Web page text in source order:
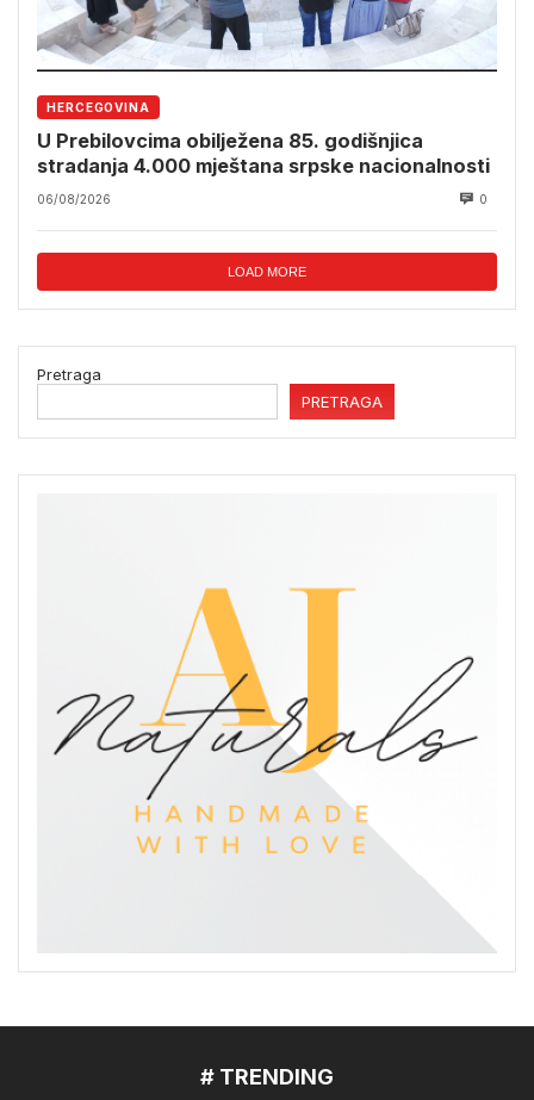
HERCEGOVINA
U Prebilovcima obilježena 85. godišnjica
stradanja 4.000 mještana srpske nacionalnosti
06/08/2026 0
LOAD MORE
Pretraga
PRETRAGA
# TRENDING